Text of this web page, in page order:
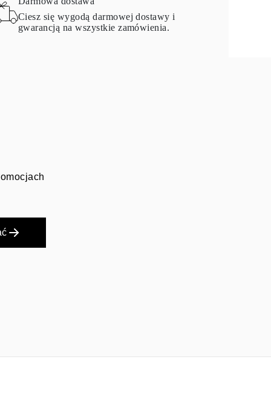
Ciesz się wygodą darmowej dostawy i
gwarancją na wszystkie zamówienia.